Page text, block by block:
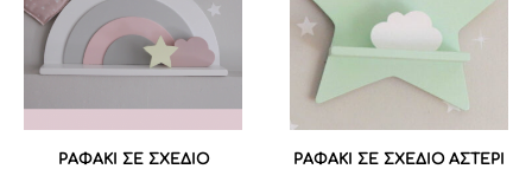
ΡΑΦΑΚΙ ΣΕ ΣΧΕΔΙΟ
ΡΑΦΑΚΙ ΣΕ ΣΧΕΔΙΟ ΑΣΤΕΡΙ